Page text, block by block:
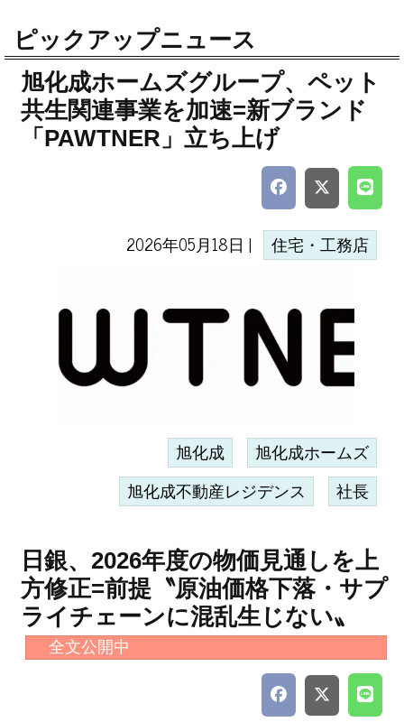
ピックアップニュース
旭化成ホームズグループ、ペット
共生関連事業を加速=新ブランド
「PAWTNER」立ち上げ
2026年05月18日 | 住宅・工務店
旭化成 旭化成ホームズ
旭化成不動産レジデンス 社長
日銀、2026年度の物価見通しを上
方修正=前提〝原油価格下落・サプ
ライチェーンに混乱生じない〟
全文公開中